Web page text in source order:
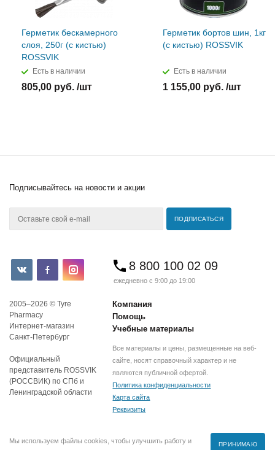
Герметик бескамерного
слоя, 250г (с кистью)
ROSSVIK
Есть в наличии
805,00 руб. /шт
Герметик бортов шин, 1кг
(с кистью) ROSSVIK
Есть в наличии
1 155,00 руб. /шт
Подписывайтесь на новости и акции
8 800 100 02 09
ежедневно с 9:00 до 19:00
2005–2026 © Tyre
Pharmacy
Интернет-магазин
Санкт-Петербург
Официальный
представитель ROSSVIK
(РОССВИК) по СПб и
Ленинградской области
Компания
Помощь
Учебные материалы
Все материалы и цены, размещенные на веб-
сайте, носят справочный характер и не
являются публичной офертой.
Политика конфиденциальности
Карта сайта
Реквизиты
Мы используем файлы cookies, чтобы улучшить работу и
ПРИНИМАЮ